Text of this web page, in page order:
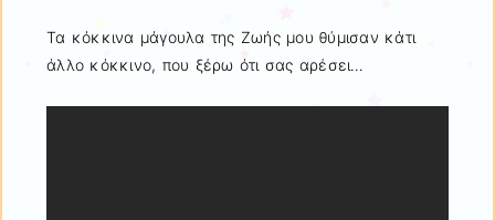
Τα κόκκινα μάγουλα της Ζωής μου θύμισαν κάτι
άλλο κόκκινο, που ξέρω ότι σας αρέσει…